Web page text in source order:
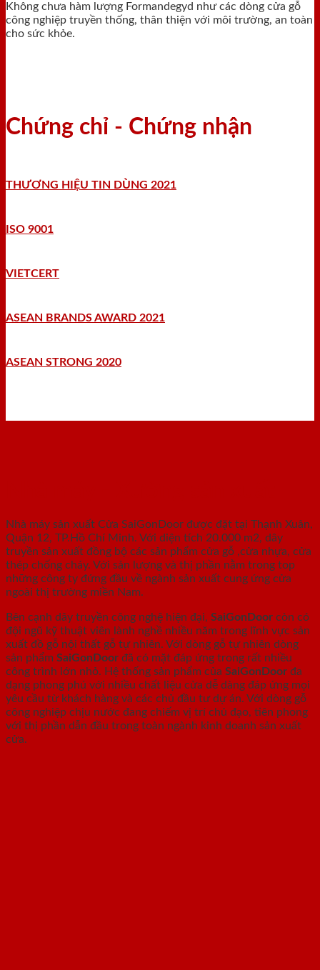
Không chưa hàm lượng Formandegyd như các dòng cửa gỗ
công nghiệp truyền thống, thân thiện với môi trường, an toàn
cho sức khỏe.
Chứng chỉ - Chứng nhận
THƯƠNG HIỆU TIN DÙNG 2021
ISO 9001
VIETCERT
ASEAN BRANDS AWARD 2021
ASEAN STRONG 2020
Nhà máy sản xuất Cửa SaiGonDoor được đặt tại Thạnh Xuân,
Quận 12, TP.Hồ Chí Minh. Với diện tích 20.000 m2, dây
truyền sản xuất đồng bộ các sản phẩm cửa gỗ ,cửa nhựa, cửa
thép chống cháy. Với sản lượng và thị phần nằm trong top
những công ty đứng đầu về ngành sản xuất cung ứng cửa
ngoài thị trường miền Nam.
Bên cạnh dây truyền công nghệ hiện đại, SaiGonDoor còn có
đội ngũ kỹ thuật viên lành nghề nhiều năm trong lĩnh vực sản
xuất đồ gỗ nội thất gỗ tự nhiên. Với dòng gỗ tự nhiên dòng
sản phẩm SaiGonDoor đã có mặt đáp ứng trong rất nhiều
công trình lớn nhỏ. Hệ thống sản phẩm của SaiGonDoor đa
dạng phong phú với nhiều chất liệu cửa dễ dàng đáp ứng mọi
yêu cầu từ khách hàng và các chủ đầu tư dự án. Với dòng gỗ
công nghiệp chịu nước đang chiếm vị trí chủ đạo, tiên phong
với thị phần dẫn đầu trong toàn ngành kinh doanh sản xuất
cửa.